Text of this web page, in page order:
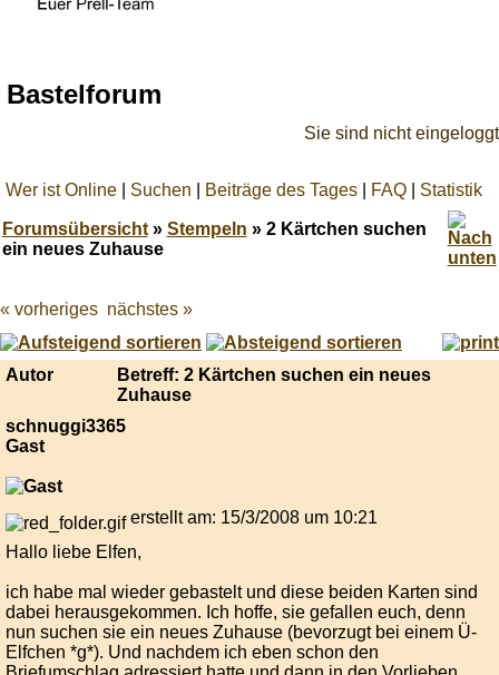
Bastelforum
Sie sind nicht eingeloggt
Wer ist Online Suchen Beiträge des Tages FAQ Statistik
Forumsübersicht» Stempeln » 2 Kärtchen suchen
ein neues Zuhause
Best
online
live
casino
« vorheriges nächstes »
Autor
Betreff: 2 Kärtchen suchen ein neues
Zuhause
schnuggi3365
Gast
erstellt am: 15/3/2008 um 10:21
Hallo liebe Elfen,
ich habe mal wieder gebastelt und diese beiden Karten sind
dabei herausgekommen. Ich hoffe, sie gefallen euch, denn
nun suchen sie ein neues Zuhause (bevorzugt bei einem Ü-
Elfchen *g*). Und nachdem ich eben schon den